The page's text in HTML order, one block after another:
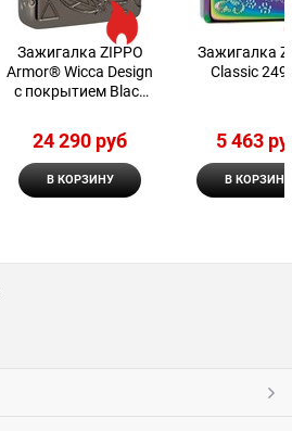
Зажигалка ZIPPO
Armor® Wicca Design
с покрытием Black
24 290 руб
В КОРЗИНУ
Зажигалка
Classic
5 463
В КОРЗИНУ